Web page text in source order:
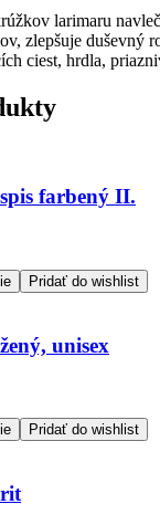
larimaru
zlepšuje duševný
ciest, hrdla,
farbený II.
Pridať do wishlist
unisex
Pridať do wishlist